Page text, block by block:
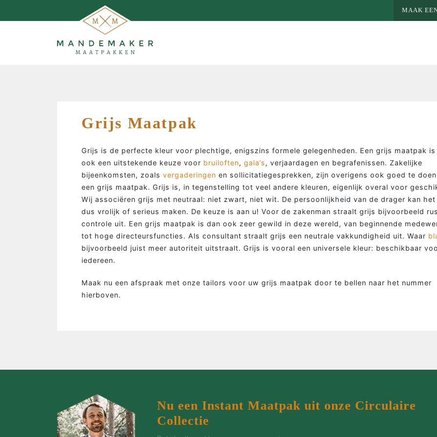
MAAK
MAATPAKKEN MAKEN…
…de man
…de bruidegom
…de groep
MEER MAATWERK
Colbert
Overhemd
Driedelig
Wie
Grijs Maatpak
Grijs is de perfecte kleur voor plechtige, enigszins formele gelegenheden. Een grijs maatpak is
ook een uitstekende keuze voor bruiloften, gala’s, verjaardagen en begrafenissen. Zakelijke
bijeenkomsten, zoals vergaderingen en sollicitatiegesprekken, zijn overigens ook goed te
een grijs maatpak. Grijs is, in tegenstelling tot veel andere kleuren, eigenlijk overal voor
Wij associëren grijs met neutraal: niet zwart, niet wit. De persoonlijkheid van de drager kan het
dus vrolijk of serieus maken. De keuze is aan u! Voor de zakenman straalt grijs bijvoorbeeld
controle uit. Een grijs maatpak is dan ook zeer gewild in deze wereld, van beginnende
tot hoge directeursfuncties. Als consultant straalt grijs een neutrale vakkundigheid uit. Waar
bijvoorbeeld juist meer autoriteit uitstraalt. Grijs is vooral een universele kleur: beschikbaar
iedereen.
Maak nu een afspraak met onze tailors voor uw grijs maatpak door te bellen naar het nummer
hierboven.
Nu een Instant Maatpak uit onze Circulaire
Collectie